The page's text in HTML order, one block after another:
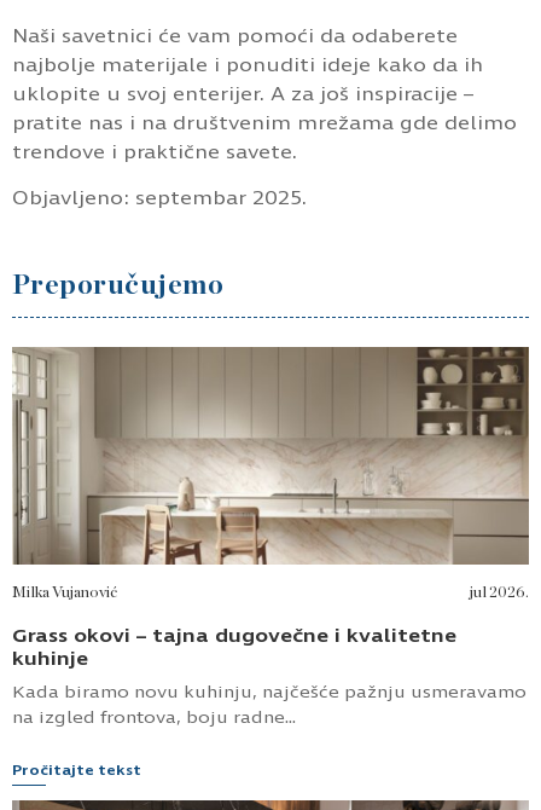
Naši savetnici će vam pomoći da odaberete
najbolje materijale i ponuditi ideje kako da ih
uklopite u svoj enterijer. A za još inspiracije –
pratite nas i na društvenim mrežama gde delimo
trendove i praktične savete.
Objavljeno: septembar 2025.
Preporučujemo
Milka Vujanović jul 2026.
Grass okovi – tajna dugovečne i kvalitetne
kuhinje
Kada biramo novu kuhinju, najčešće pažnju usmeravamo
na izgled frontova, boju radne...
Pročitajte tekst